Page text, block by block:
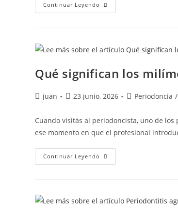
Continuar Leyendo
Qué significan los
juan 23 junio, 2026 Periodoncia /
Cuando visitás al periodoncista, uno de
ese momento en que el profesional
Continuar Leyendo